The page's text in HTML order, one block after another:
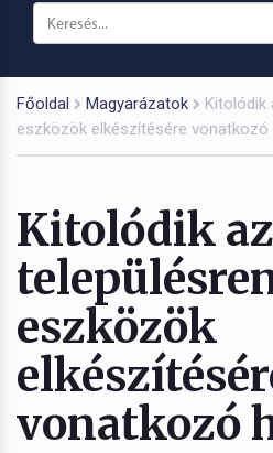
Főoldal Magyarázatok
Kitolódik
eszközök elkészítésére vonatkozó
Kitolódik
eszközök
vonatkozó